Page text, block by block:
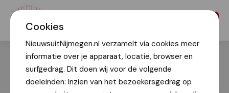
Cookies
NieuwsuitNijmegen.nl verzamelt via cookies meer
informatie over je apparaat, locatie, browser en
surfgedrag. Dit doen wij voor de volgende
doeleinden: Inzien van het bezoekersgedrag op